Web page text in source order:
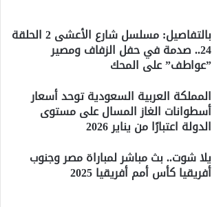
بالتفاصيل: مسلسل شارع الأعشى 2 الحلقة
24.. صدمة في حفل الزفاف ومصير
”عواطف” على المحك
المملكة العربية السعودية توحد أسعار
أسطوانات الغاز المسال على مستوى
الدولة اعتبارًا من يناير 2026
يلا شوت.. بث مباشر لمباراة مصر وجنوب
أفريقيا كأس أمم أفريقيا 2025